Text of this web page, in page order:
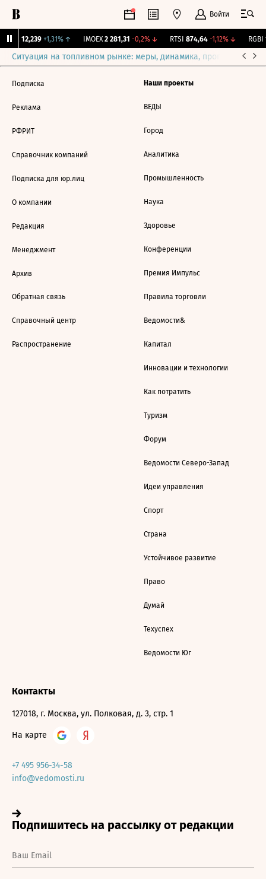
Войти
12,239 +1,31%↑ IMOEX 2 281,31 -0,2%↓ RTSI 874,64 -1,12%↓ RGBI
Ситуация на топливном рынке: меры, динамика, прогнозы
Подписка
Реклама
РФРИТ
Справочник компаний
Подписка для юр.лиц
О компании
Редакция
Менеджмент
Архив
Обратная связь
Справочный центр
Распространение
Наши проекты
ВЕДЫ
Город
Аналитика
Промышленность
Наука
Здоровье
Конференции
Премия Импульс
Правила торговли
Ведомости&
Капитал
Инновации и технологии
Как потратить
Туризм
Форум
Ведомости Северо-Запад
Идеи управления
Спорт
Страна
Устойчивое развитие
Право
Думай
Техуспех
Ведомости Юг
Контакты
127018, г. Москва, ул. Полковая, д. 3, стр. 1
На карте
+7 495 956-34-58
info@vedomosti.ru